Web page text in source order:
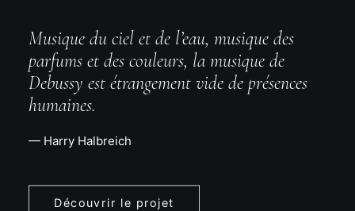
Musique du ciel et de l’eau, musique des
parfums et des couleurs, la musique de
Debussy est étrangement vide de présences
humaines.
— Harry Halbreich
Découvrir le projet